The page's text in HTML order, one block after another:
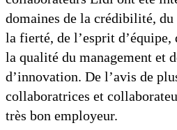
domaines de la crédibilité, du
la fierté, de l’esprit d’équipe,
la qualité du management et
d’innovation. De l’avis de
collaboratrices et
très bon employeur.